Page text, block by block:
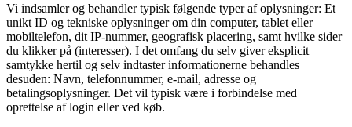
Vi indsamler og behandler typisk følgende typer af oplysninger: Et
unikt ID og tekniske oplysninger om din computer, tablet eller
mobiltelefon, dit IP-nummer, geografisk placering, samt hvilke sider
du klikker på (interesser). I det omfang du selv giver eksplicit
samtykke hertil og selv indtaster informationerne behandles
desuden: Navn, telefonnummer, e-mail, adresse og
betalingsoplysninger. Det vil typisk være i forbindelse med
oprettelse af login eller ved køb.